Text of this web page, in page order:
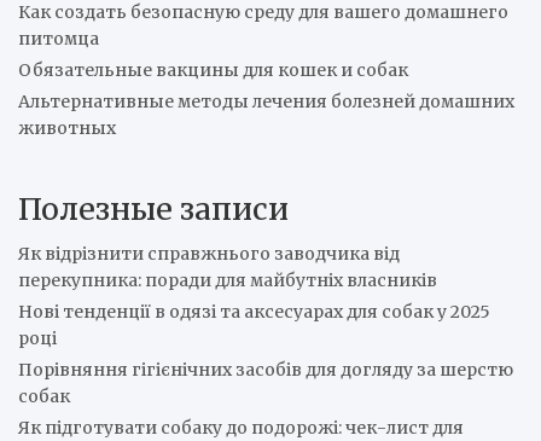
Как создать безопасную среду для вашего домашнего
питомца
Обязательные вакцины для кошек и собак
Альтернативные методы лечения болезней домашних
животных
Полезные записи
Як відрізнити справжнього заводчика від
перекупника: поради для майбутніх власників
Нові тенденції в одязі та аксесуарах для собак у 2025
році
Порівняння гігієнічних засобів для догляду за шерстю
собак
Як підготувати собаку до подорожі: чек-лист для